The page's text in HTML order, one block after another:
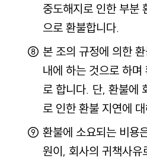
중도해지로 인한 부분
으로 환불합니다.
본 조의 규정에 의한
내에 하는 것으로 하
로 합니다. 단, 환불에
로 인한 환불 지연에
환불에 소요되는 비용
원이, 회사의 귀책사